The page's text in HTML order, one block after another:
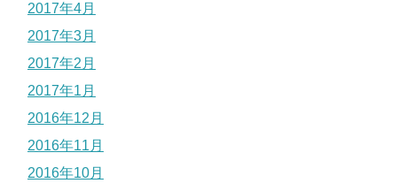
2017年4月
2017年3月
2017年2月
2017年1月
2016年12月
2016年11月
2016年10月